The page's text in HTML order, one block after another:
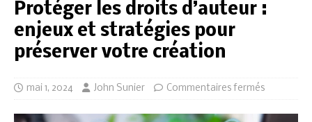
Protéger les droits d’auteur :
enjeux et stratégies pour
préserver votre création
mai 1, 2024 John Sunier Commentaires fermés